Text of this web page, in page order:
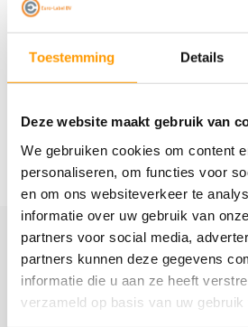
Toestemming Details
Deze website maakt gebruik van
We gebruiken cookies om content
personaliseren, om functies voor
en om ons websiteverkeer te
informatie over uw gebruik van
partners voor social media,
partners kunnen deze gegevens
informatie die u aan ze heeft
verzameld op basis van uw gebruik
Reviews
Gerelateerde producten
Schrijf je hier in voor
Ontvang onze nieuwste